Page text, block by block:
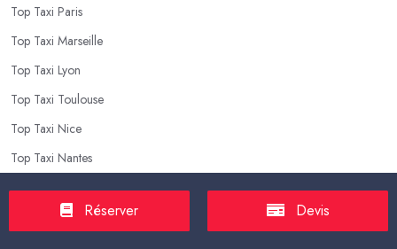
Top Taxi Paris
Top Taxi Marseille
Top Taxi Lyon
Top Taxi Toulouse
Top Taxi Nice
Top Taxi Nantes
Top Taxis
Réserver Devis